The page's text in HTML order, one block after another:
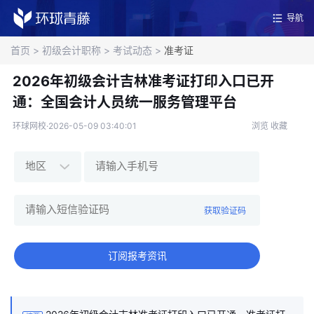
导航
首页 > 初级会计职称 > 考试动态 > 准考证
2026年初级会计吉林准考证打印入口已开
通：全国会计人员统一服务管理平台
环球网校·2026-05-09 03:40:01 浏览 收藏
获取验证码
订阅报考资讯